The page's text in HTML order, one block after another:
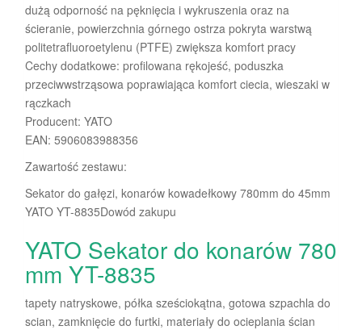
dużą odporność na pęknięcia i wykruszenia oraz na
ścieranie, powierzchnia górnego ostrza pokryta warstwą
politetrafluoroetylenu (PTFE) zwiększa komfort pracy
Cechy dodatkowe: profilowana rękojeść, poduszka
przeciwwstrząsowa poprawiająca komfort ciecia, wieszaki w
rączkach
Producent: YATO
EAN: 5906083988356
Zawartość zestawu:
Sekator do gałęzi, konarów kowadełkowy 780mm do 45mm
YATO YT-8835Dowód zakupu
YATO Sekator do konarów 780
mm YT-8835
tapety natryskowe, półka sześciokątna, gotowa szpachla do
scian, zamknięcie do furtki, materiały do ocieplania ścian